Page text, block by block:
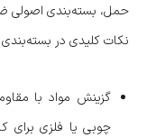
حمل، بسته‌بندی اصولی
نکات کلیدی در بسته‌بندی
گزینش مواد با
چوبی یا فلزی برای